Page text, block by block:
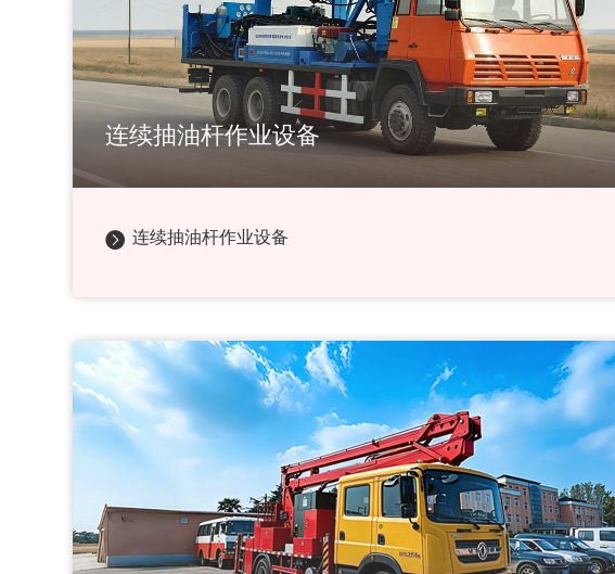
连续抽油杆作业设备
连续抽油杆作业设备